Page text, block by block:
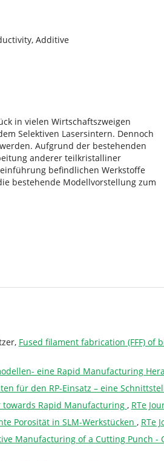
Additive
in vielen Wirtschaftszweigen
Selektiven Lasersintern. Dennoch
Aufgrund der bestehenden
anderer teilkristalliner
befindlichen Werkstoffe
bestehende Modellvorstellung zum
Fused filament fabrication (FFF) of
eine Rapid Manufacturing
für den RP-Einsatz – eine
towards Rapid Manufacturing , RTe
Porosität in SLM-Werkstücken , RTe
Manufacturing of a Cutting Punch -